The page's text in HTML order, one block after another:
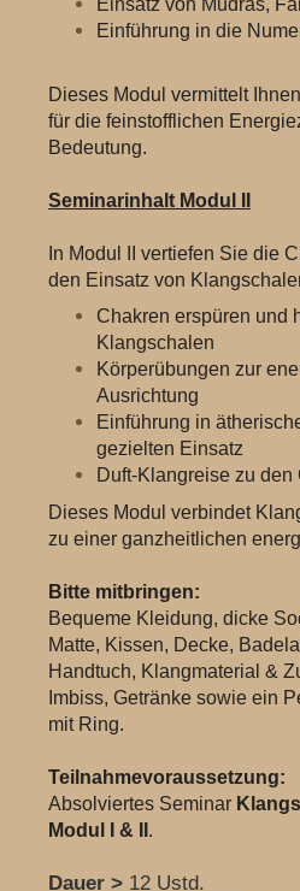
Einsatz von Mudras,
Einführung in die
Dieses Modul vermittelt
für die feinstofflichen
Bedeutung.
Seminarinhalt Modul II
In Modul II vertiefen Sie die
den Einsatz von
Chakren erspüren und
Klangschalen
Körperübungen zur
Ausrichtung
Einführung in
gezielten Einsatz
Duft-Klangreise zu den
Dieses Modul verbindet
zu einer ganzheitlichen
Bitte mitbringen:
Bequeme Kleidung, dicke
Matte, Kissen, Decke,
Handtuch, Klangmaterial &
Imbiss, Getränke sowie ein
mit Ring.
Teilnahmevoraussetzung:
Absolviertes Seminar
Modul I & II .
Dauer > 12 Ustd.